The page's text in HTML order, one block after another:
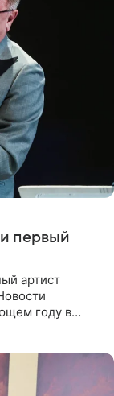
первый
артист
году в